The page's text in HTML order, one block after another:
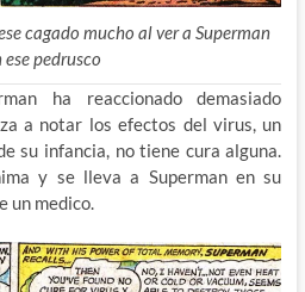
cagado mucho al ver a Superman
ese pedrusco
ha reaccionado demasiado
a notar los efectos del virus, un
su infancia, no tiene cura alguna.
y se lleva a Superman en su
un medico.